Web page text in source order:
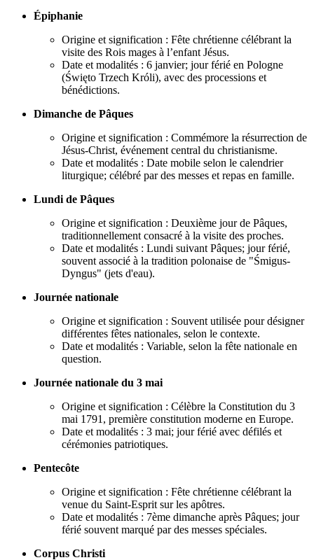
Épiphanie
Origine et signification : Fête chrétienne célébrant la
visite des Rois mages à l’enfant Jésus.
Date et modalités : 6 janvier; jour férié en Pologne
(Święto Trzech Króli), avec des processions et
bénédictions.
Dimanche de Pâques
Origine et signification : Commémore la résurrection de
Jésus-Christ, événement central du christianisme.
Date et modalités : Date mobile selon le calendrier
liturgique; célébré par des messes et repas en famille.
Lundi de Pâques
Origine et signification : Deuxième jour de Pâques,
traditionnellement consacré à la visite des proches.
Date et modalités : Lundi suivant Pâques; jour férié,
souvent associé à la tradition polonaise de "Śmigus-
Dyngus" (jets d'eau).
Journée nationale
Origine et signification : Souvent utilisée pour désigner
différentes fêtes nationales, selon le contexte.
Date et modalités : Variable, selon la fête nationale en
question.
Journée nationale du 3 mai
Origine et signification : Célèbre la Constitution du 3
mai 1791, première constitution moderne en Europe.
Date et modalités : 3 mai; jour férié avec défilés et
cérémonies patriotiques.
Pentecôte
Origine et signification : Fête chrétienne célébrant la
venue du Saint-Esprit sur les apôtres.
Date et modalités : 7ème dimanche après Pâques; jour
férié souvent marqué par des messes spéciales.
Corpus Christi